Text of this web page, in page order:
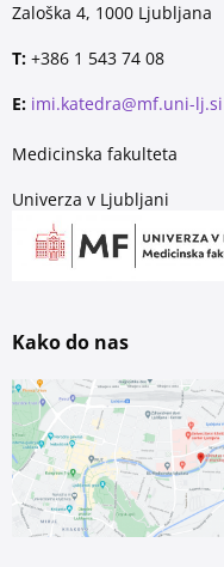
Zaloška 4, 1000 Ljubljana
T: +386 1 543 74 08
E: imi.katedra@mf.uni-lj.si
Medicinska fakulteta
Univerza v Ljubljani
Kako do nas